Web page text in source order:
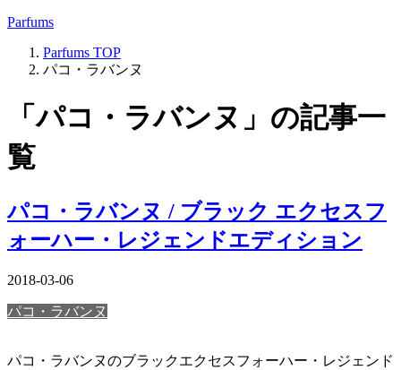
Parfums
Parfums TOP
パコ・ラバンヌ
「パコ・ラバンヌ」の記事一
覧
パコ・ラバンヌ / ブラック エクセスフ
ォーハー・レジェンドエディション
2018-03-06
パコ・ラバンヌ
パコ・ラバンヌのブラックエクセスフォーハー・レジェンド